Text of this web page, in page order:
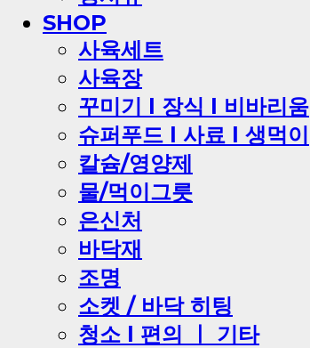
SHOP
사육세트
사육장
꾸미기 l 장식 l 비바리움
슈퍼푸드 l 사료 l 생먹이
칼슘/영양제
물/먹이그릇
은신처
바닥재
조명
소켓 / 바닥 히팅
청소 l 편의 ㅣ 기타